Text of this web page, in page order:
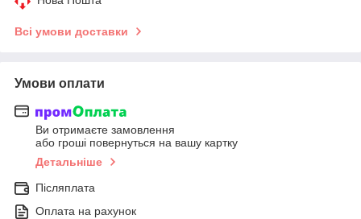
Всі умови доставки
Умови оплати
Ви отримаєте замовлення
або гроші повернуться на вашу картку
Детальніше
Післяплата
Оплата на рахунок